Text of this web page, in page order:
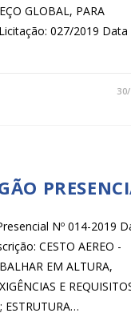
GLOBAL, PARA
027/2019 Data
Nº 014-2019
CESTO AEREO -
EM ALTURA,
E
ESTRUTURA…